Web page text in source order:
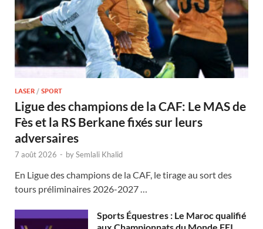
LASER / SPORT
Ligue des champions de la CAF: Le MAS de
Fès et la RS Berkane fixés sur leurs
adversaires
7 août 2026 - bySemlali Khalid
En Ligue des champions de la CAF, le tirage au sort des
tours préliminaires 2026-2027 …
Sports Équestres : Le Maroc qualifié